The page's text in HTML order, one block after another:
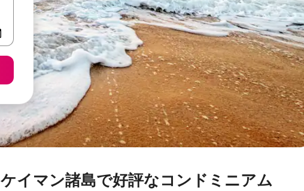
ケイマン諸島で好評なコンドミニアム